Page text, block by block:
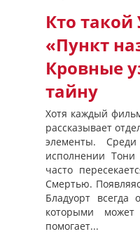
Кто
«Пункт
Кровные
тайну
Хотя каждый
рассказывает
элементы.
исполнении
часто
Смертью.
Бладуорт всегда
которыми
помогает...